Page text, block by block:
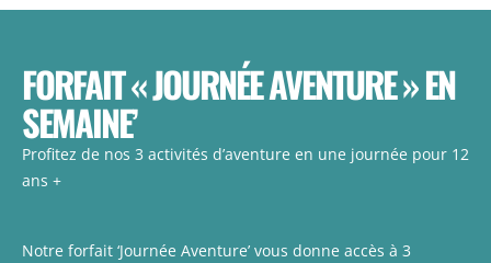
FORFAIT « JOURNÉE AVENTURE » EN
SEMAINE’
Profitez de nos 3 activités d’aventure en une journée pour 12
ans +
Notre forfait ‘Journée Aventure’ vous donne accès à 3